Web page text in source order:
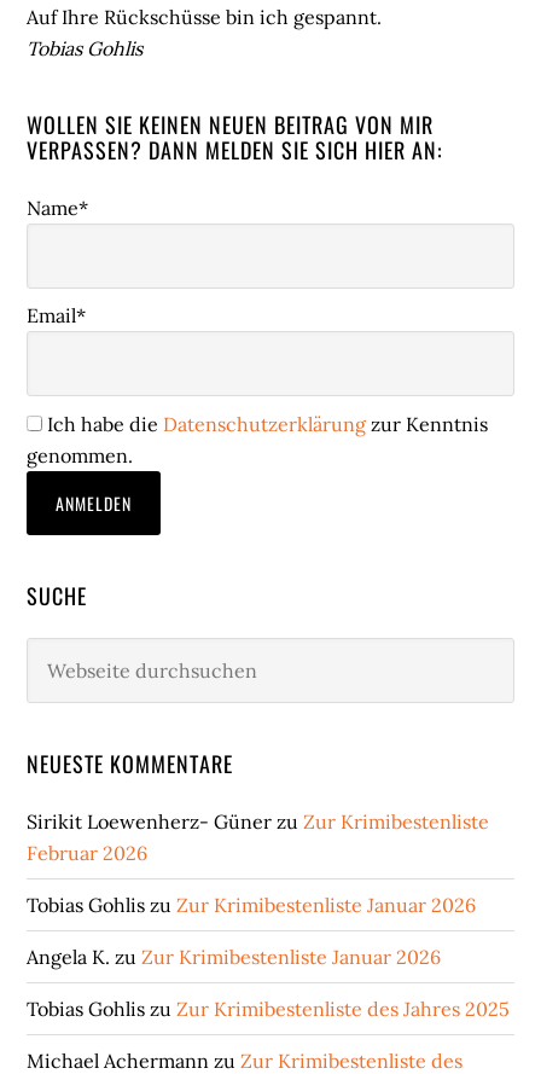
Auf Ihre Rückschüsse bin ich gespannt.
Tobias Gohlis
WOLLEN SIE KEINEN NEUEN BEITRAG VON MIR
VERPASSEN? DANN MELDEN SIE SICH HIER AN:
Name*
Email*
Ich habe die Datenschutzerklärung zur Kenntnis
genommen.
SUCHE
durchsuchen
NEUESTE KOMMENTARE
Sirikit Loewenherz- Güner zuZur Krimibestenliste
Februar 2026
Tobias Gohlis zuZur Krimibestenliste Januar 2026
Angela K. zuZur Krimibestenliste Januar 2026
Tobias Gohlis zuZur Krimibestenliste des Jahres 2025
Michael Achermann zuZur Krimibestenliste des